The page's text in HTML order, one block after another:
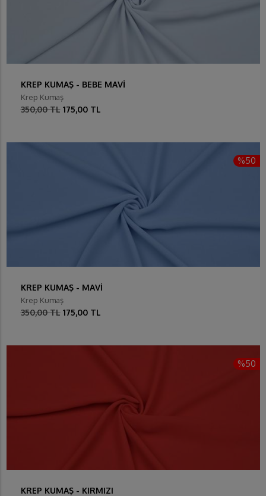
KREP KUMAŞ - BEBE MAVİ
Krep Kumaş
350,00 TL 175,00 TL
%50
KREP KUMAŞ - MAVİ
Krep Kumaş
350,00 TL 175,00 TL
%50
KREP KUMAŞ - KIRMIZI